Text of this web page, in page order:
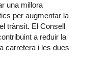
una millora
per augmentar la
trànsit. El Consell
a reduir la
carretera i les dues